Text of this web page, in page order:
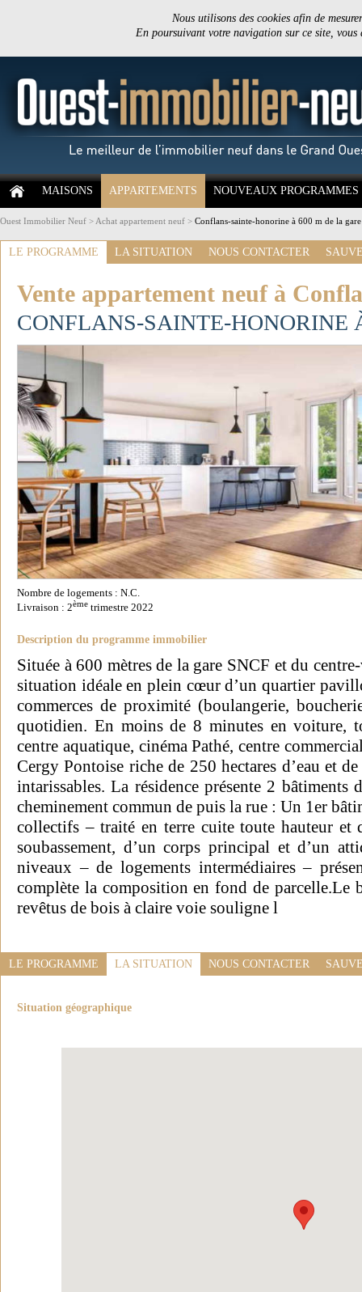
Nous utilisons des cookies afin de
En poursuivant votre navigation sur ce site,
MAISONS APPARTEMENTS NOUVEAUX PROGRAMMES
Ouest Immobilier Neuf > Achat appartement neuf > Conflans-sainte-honorine à 600 m de la
LE PROGRAMME LA SITUATION NOUS CONTACTER
Vente appartement neuf à
CONFLANS-SAINTE-HONORINE
Nombre de logements : N.C.
Livraison : 2ème trimestre 2022
Description du programme immobilier
Située à 600 mètres de la gare SNCF et du
situation idéale en plein cœur d’un quartier
commerces de proximité (boulangerie,
quotidien. En moins de 8 minutes en voiture,
centre aquatique, cinéma Pathé, centre
Cergy Pontoise riche de 250 hectares d’eau et
intarissables. La résidence présente 2
cheminement commun de puis la rue : Un 1er
collectifs – traité en terre cuite toute hauteur et
soubassement, d’un corps principal et d’un
niveaux – de logements intermédiaires –
complète la composition en fond de parcelle.Le
revêtus de bois à claire voie souligne l
LE PROGRAMME LA SITUATION NOUS CONTACTER
Situation géographique